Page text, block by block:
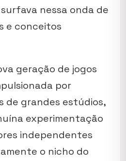
nessa onda de
e conceitos
geração de jogos
por
de grandes estúdios,
experimentação
independentes
o nicho do